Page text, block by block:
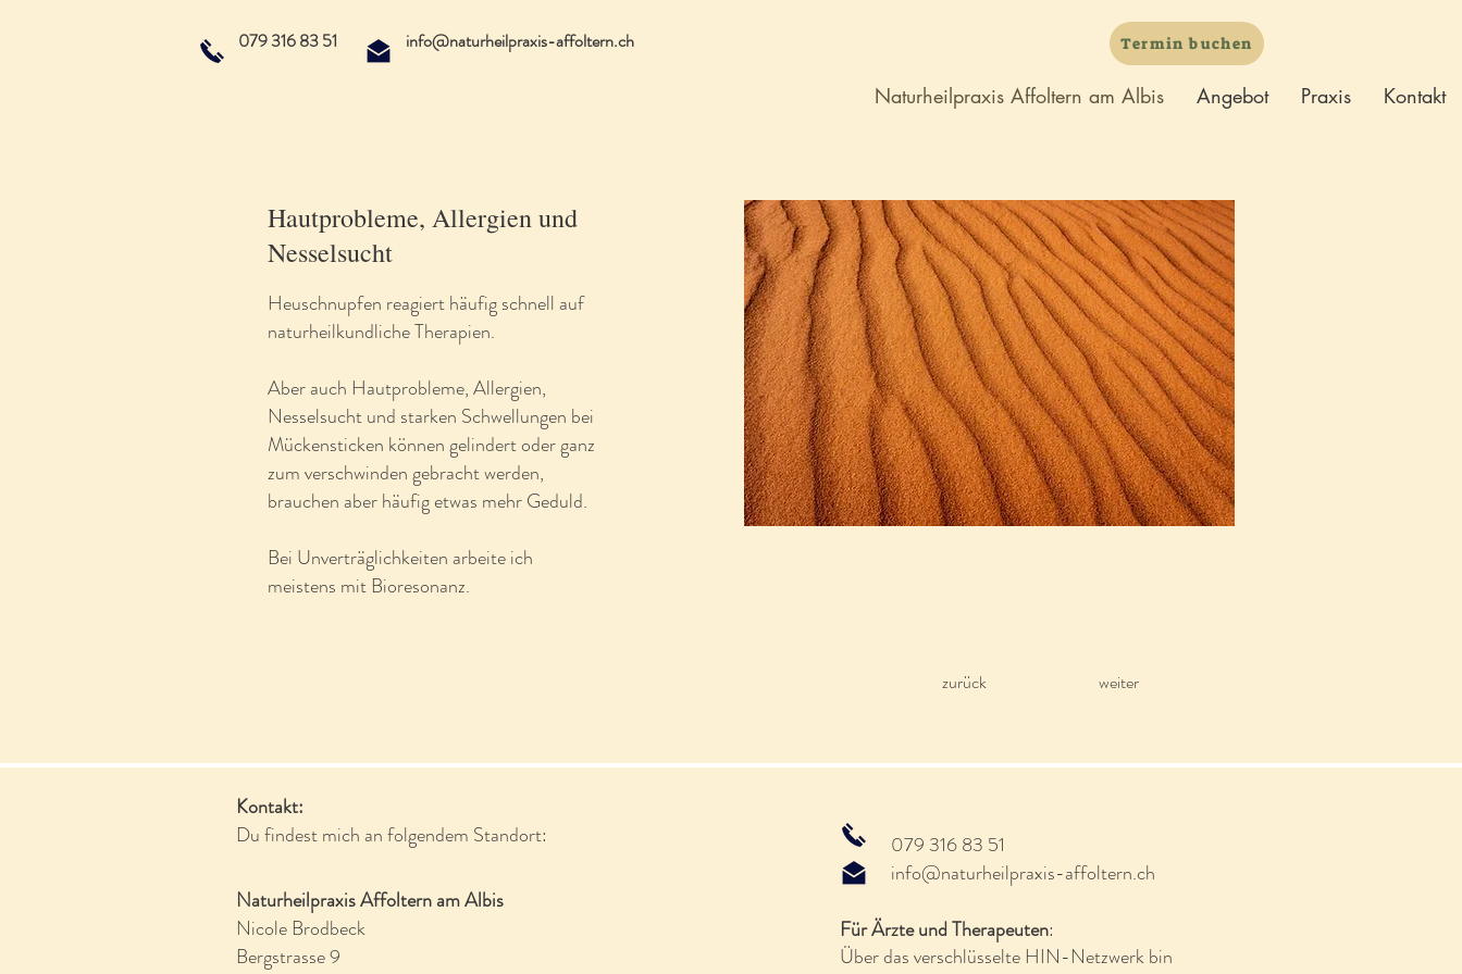
079 316 83 51 info@naturheilpraxis-affoltern.ch Termin buchen
Hautprobleme, Allergien und
Nesselsucht
Heuschnupfen reagiert häufig schnell auf
naturheilkundliche Therapien.
Aber auch Hautprobleme, Allergien,
Nesselsucht und starken Schwellungen bei
Mückensticken können gelindert oder ganz
zum verschwinden gebracht werden,
brauchen aber häufig etwas mehr Geduld.
Bei Unverträglichkeiten arbeite ich
meistens mit Bioresonanz.
zurück weiter
Naturheilpraxis Affoltern am Albis Angebot Praxis Kontakt
Kontakt:
Du findest mich an folgendem Standort:
Naturheilpraxis Affoltern am Albis
Nicole Brodbeck
Bergstrasse 9
079 316 83 51
info@naturheilpraxis-affoltern.ch
Für Ärzte und Therapeuten:
Über das verschlüsselte HIN-Netzwerk bin